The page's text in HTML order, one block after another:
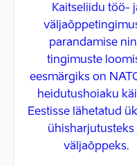
Kaitseliidu töö-
parandamise
tingimuste
eesmärgiks on
heidutushoiaku
Eestisse lähetatud
ühisharjutusteks
väljaõppeks.